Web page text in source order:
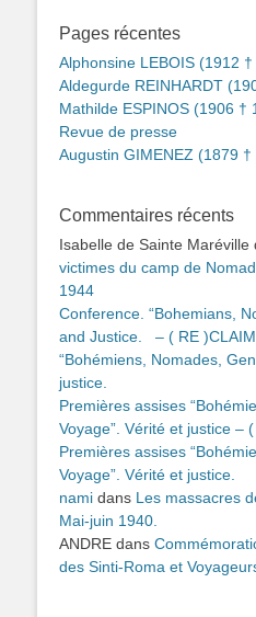
Pages récentes
Alphonsine LEBOIS (1912 †
Aldegurde REINHARDT
Mathilde ESPINOS (1906 †
Revue de presse
Augustin GIMENEZ (1879 †
Commentaires récents
Isabelle de Sainte Maréville
victimes du camp de
1944
Conference. “Bohemians,
and Justice. – ( RE )CLAIM
“Bohémiens, Nomades,
justice.
Premières assises
Voyage”. Vérité et justice –
Premières assises
Voyage”. Vérité et justice.
nami dans Les massacres
Mai-juin 1940.
ANDRE dans
des Sinti-Roma et